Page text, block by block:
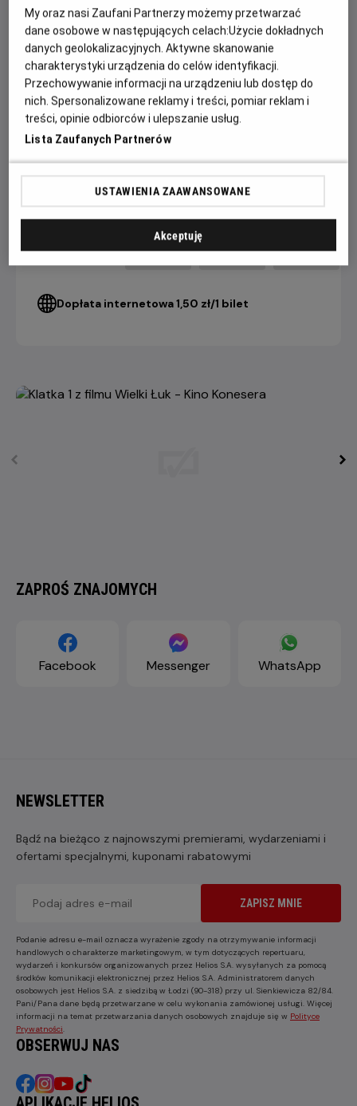
i perfekcjonizm, ale także polityczne naciski i
biurokratyczna machina.
W obsadzie m.in. jedyny w swoim rodzaju Xavier Dolan,
magnetyczny Swann Arlaud (adwokat z „Anatomii upadku”)
i wybuchowy Claes Bang („The Square”).
CENNIK
Bilet Konesera 22,90 ZŁ 26,90 ZŁ 28,90 ZŁ
Dopłata internetowa 1,50 zł/1 bilet
ZAPROŚ ZNAJOMYCH
Facebook Messenger WhatsApp
NEWSLETTER
Bądź na bieżąco z najnowszymi premierami, wydarzeniami i
ofertami specjalnymi, kuponami rabatowymi
ZAPISZ MNIE
Podanie adresu e-mail oznacza wyrażenie zgody na otrzymywanie informacji
handlowych o charakterze marketingowym, w tym dotyczących repertuaru,
wydarzeń i konkursów organizowanych przez Helios S.A. wysyłanych za pomocą
środków komunikacji elektronicznej przez Helios S.A. Administratorem danych
osobowych jest Helios S.A. z siedzibą w Łodzi (90-318) przy ul. Sienkiewicza 82/84.
Pani/Pana dane będą przetwarzane w celu wykonania zamówionej usługi. Więcej
informacji na temat przetwarzania danych osobowych znajduje się w Polityce
Prywatności
OBSERWUJ NAS
My oraz nasi Zaufani Partnerzy możemy przetwarzać
dane osobowe w następujących celach:Użycie dokładnych
danych geolokalizacyjnych. Aktywne skanowanie
charakterystyki urządzenia do celów identyfikacji.
Przechowywanie informacji na urządzeniu lub dostęp do
nich. Spersonalizowane reklamy i treści, pomiar reklam i
treści, opinie odbiorców i ulepszanie usług.
Lista Zaufanych Partnerów
USTAWIENIA ZAAWANSOWANE
Akceptuję